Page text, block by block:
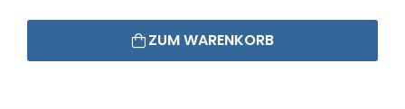
ZUM WARENKORB